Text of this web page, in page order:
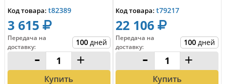
Код товара: t82389
3 615
Передача на
доставку: 100 дней
- +
Купить
Код товара: t79217
22 106
Передача на
доставку: 100 дней
- +
Купить